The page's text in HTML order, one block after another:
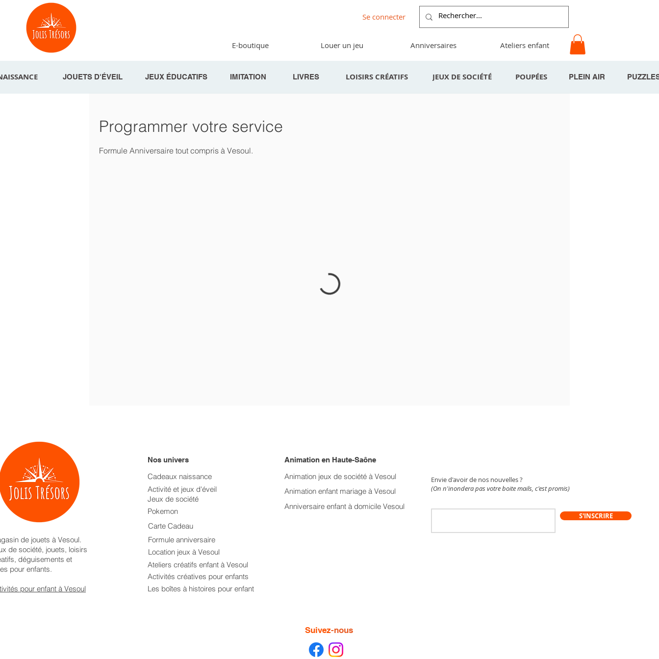
Se connecter
E-boutique Louer un jeu Anniversaires Ateliers enfant
JOUETS D'ÉVEIL JEUX ÉDUCATIFS IMITATION LIVRES LOISIRS CRÉATIFS JEUX DE SOCIÉTÉ POUPÉES PLEIN AIR
Programmer votre service
Formule Anniversaire tout compris à Vesoul.
de jouets à Vesoul.
de société, jouets, loisirs
déguisements et
pour enfants.
pour enfant à Vesoul
Nos univers
Cadeaux naissance
Activité et jeux d'éveil
Jeux de société
Pokemon
Carte Cadeau
Formule anniversaire
Location jeux à Vesoul
Animation en Haute-Saône
Animation jeux de société à Vesoul
Animation enfant mariage à Vesoul
Anniversaire enfant à domicile Vesoul
Envie d'avoir de nos nouvelles ?
(On n'inondera pas votre boite mails, c'est promis)
S'INSCRIRE
Ateliers créatifs enfant à Vesoul
Activités créatives pour enfants
Les boîtes à histoires pour enfant
Suivez-nous